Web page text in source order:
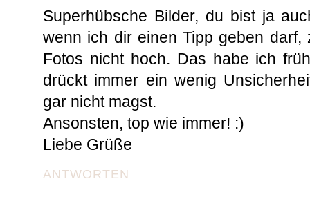
Superhübsche Bilder, du bist ja
wenn ich dir einen Tipp geben darf,
Fotos nicht hoch. Das habe ich
drückt immer ein wenig
gar nicht magst.
Ansonsten, top wie immer! :)
Liebe Grüße
ANTWORTEN